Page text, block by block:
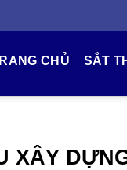
CHỦ SẮT
XÂY